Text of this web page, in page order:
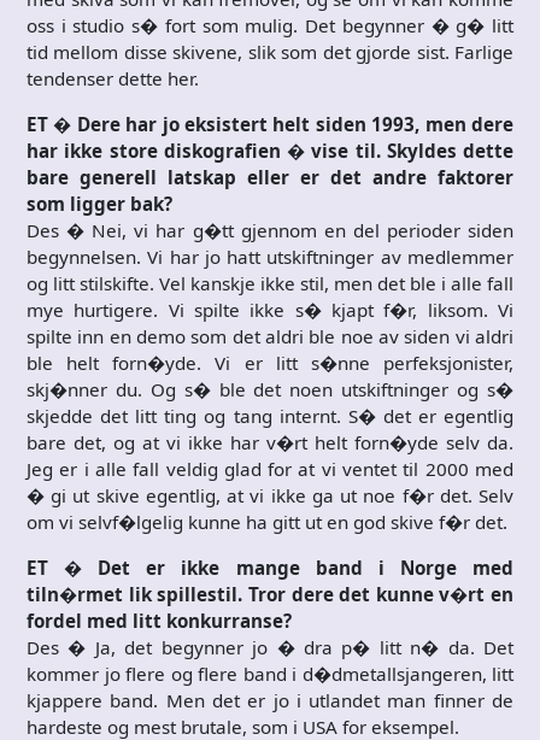
oss i studio s� fort som mulig. Det begynner � g� litt
tid mellom disse skivene, slik som det gjorde sist. Farlige
tendenser dette her.
ET � Dere har jo eksistert helt siden 1993, men dere
har ikke store diskografien � vise til. Skyldes dette
bare generell latskap eller er det andre faktorer
som ligger bak?
Des � Nei, vi har g�tt gjennom en del perioder siden
begynnelsen. Vi har jo hatt utskiftninger av medlemmer
og litt stilskifte. Vel kanskje ikke stil, men det ble i alle fall
mye hurtigere. Vi spilte ikke s� kjapt f�r, liksom. Vi
spilte inn en demo som det aldri ble noe av siden vi aldri
ble helt forn�yde. Vi er litt s�nne perfeksjonister,
skj�nner du. Og s� ble det noen utskiftninger og s�
skjedde det litt ting og tang internt. S� det er egentlig
bare det, og at vi ikke har v�rt helt forn�yde selv da.
Jeg er i alle fall veldig glad for at vi ventet til 2000 med
� gi ut skive egentlig, at vi ikke ga ut noe f�r det. Selv
om vi selvf�lgelig kunne ha gitt ut en god skive f�r det.
ET � Det er ikke mange band i Norge med
tiln�rmet lik spillestil. Tror dere det kunne v�rt en
fordel med litt konkurranse?
Des � Ja, det begynner jo � dra p� litt n� da. Det
kommer jo flere og flere band i d�dmetallsjangeren, litt
kjappere band. Men det er jo i utlandet man finner de
hardeste og mest brutale, som i USA for eksempel.